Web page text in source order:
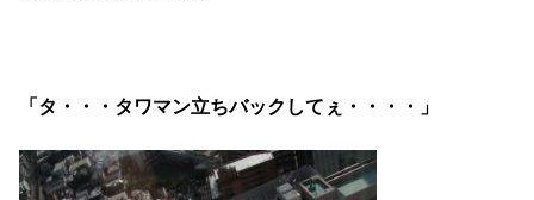
「タ・・・タワマン立ちバックしてぇ・・・・」